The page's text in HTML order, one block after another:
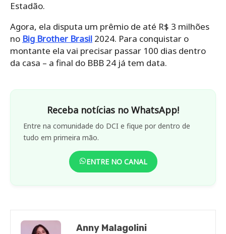
Estadão.
Agora, ela disputa um prêmio de até R$ 3 milhões
no Big Brother Brasil 2024. Para conquistar o
montante ela vai precisar passar 100 dias dentro
da casa – a final do BBB 24 já tem data.
Receba notícias no WhatsApp!
Entre na comunidade do DCI e fique por dentro de
tudo em primeira mão.
ENTRE NO CANAL
Anny Malagolini